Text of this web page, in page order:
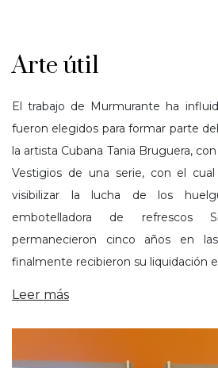
Arte útil
El trabajo de Murmurante ha
fueron elegidos para formar parte
la artista Cubana Tania Bruguera,
Vestigios de una serie, con el
visibilizar la lucha de los
embotelladora de refrescos
permanecieron cinco años en
finalmente recibieron su liquidación
Leer más